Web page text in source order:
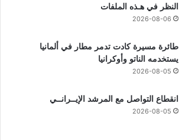
النظر في هـذه الملفات
2026-08-06
طائرة مسيرة كادت تدمر مطار في ألمانيا
يستخدمه الناتو وأوكرانيا
2026-08-05
انقطاع التواصل مع المرشد الإيــرانــي
2026-08-05